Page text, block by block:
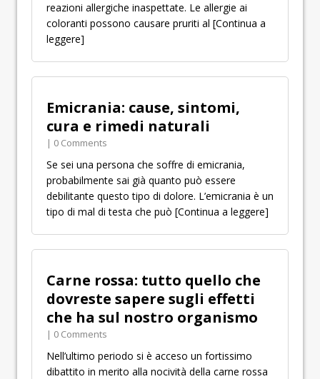
reazioni allergiche inaspettate. Le allergie ai
coloranti possono causare pruriti al [Continua a
leggere]
Emicrania: cause, sintomi,
cura e rimedi naturali
| 0 Comments
Se sei una persona che soffre di emicrania,
probabilmente sai già quanto può essere
debilitante questo tipo di dolore. L’emicrania è un
tipo di mal di testa che può [Continua a leggere]
Carne rossa: tutto quello che
dovreste sapere sugli effetti
che ha sul nostro organismo
| 0 Comments
Nell’ultimo periodo si è acceso un fortissimo
dibattito in merito alla nocività della carne rossa